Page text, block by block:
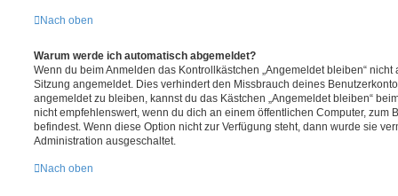
Nach oben
Warum werde ich automatisch abgemeldet?
Wenn du beim Anmelden das Kontrollkästchen „Angemeldet bleiben“
Sitzung angemeldet. Dies verhindert den Missbrauch deines
angemeldet zu bleiben, kannst du das Kästchen „Angemeldet bleiben“
nicht empfehlenswert, wenn du dich an einem öffentlichen Computer, zum
befindest. Wenn diese Option nicht zur Verfügung steht, dann wurde sie
Administration ausgeschaltet.
Nach oben